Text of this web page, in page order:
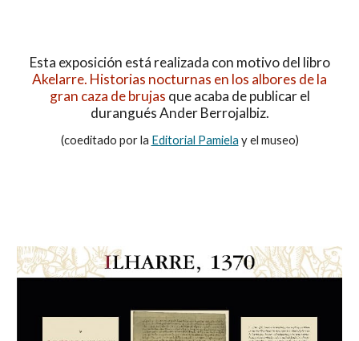
Esta exposición está realizada con motivo del libro
Akelarre. Historias nocturnas en los albores de la
gran caza de brujas que acaba de publicar el
durangués Ander Berrojalbiz.
(coeditado por la Editorial Pamiela y el museo)